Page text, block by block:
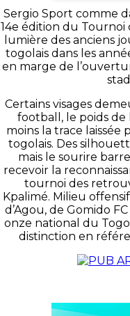
Sergio Sport comme
14e édition du
lumière des anciens
togolais dans les
en marge de
Certains visages
football, le poids de
moins la trace laissée
togolais. Des
mais le sourire
recevoir la
tournoi des
Kpalimé. Milieu
d’Agou, de Gomido
onze national du
distinction en